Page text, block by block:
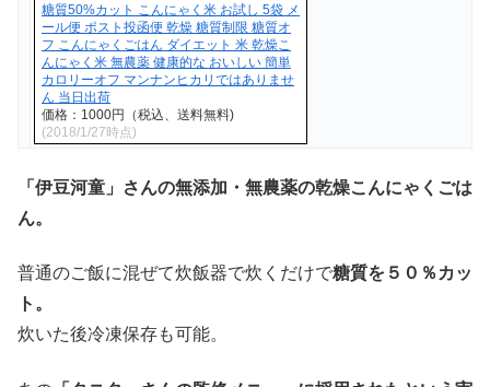
糖質50%カット こんにゃく米 お試し 5袋 メ
ール便 ポスト投函便 乾燥 糖質制限 糖質オ
フ こんにゃくごはん ダイエット 米 乾燥こ
んにゃく米 無農薬 健康的な おいしい 簡単
カロリーオフ マンナンヒカリではありませ
ん 当日出荷
価格：1000円（税込、送料無料)
(2018/1/27時点)
「伊豆河童」さんの無添加・無農薬の乾燥こんにゃくごは
ん。
普通のご飯に混ぜて炊飯器で炊くだけで糖質を５０％カッ
ト。
炊いた後冷凍保存も可能。